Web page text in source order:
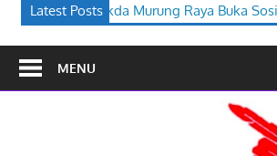
Latest Posts
Buka Sosialisasi Perbup PJPK 2026–2030
MENU